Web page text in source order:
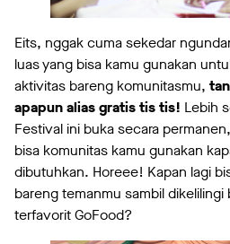
Eits, nggak cuma sekedar
luas yang bisa kamu gunakan
aktivitas bareng komunitasmu,
apapun alias gratis tis tis! Lebih
Festival ini buka secara
bisa komunitas kamu gunakan
dibutuhkan. Horeee! Kapan lagi
bareng temanmu sambil dikelilingi
terfavorit GoFood?